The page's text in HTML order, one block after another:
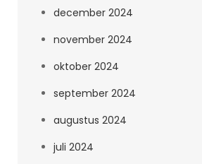
december 2024
november 2024
oktober 2024
september 2024
augustus 2024
juli 2024